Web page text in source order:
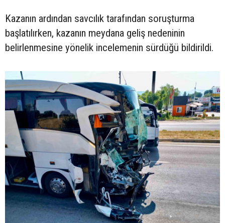
Kazanın ardından savcılık tarafından soruşturma
başlatılırken, kazanın meydana geliş nedeninin
belirlenmesine yönelik incelemenin sürdüğü bildirildi.